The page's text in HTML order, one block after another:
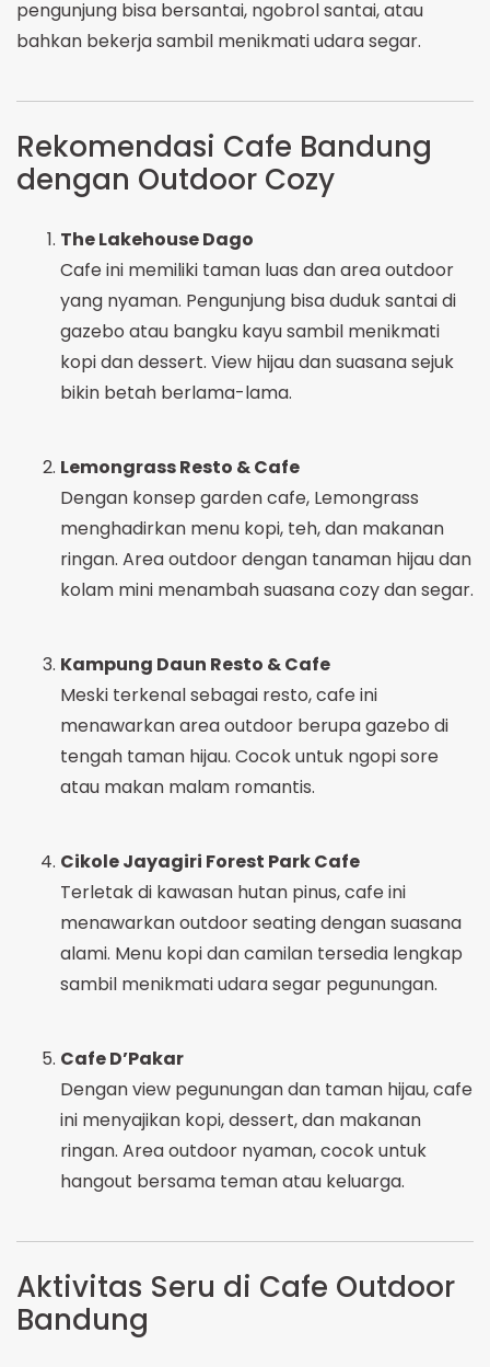
pengunjung bisa bersantai, ngobrol santai, atau
bahkan bekerja sambil menikmati udara segar.
Rekomendasi Cafe Bandung
dengan Outdoor Cozy
The Lakehouse Dago
Cafe ini memiliki taman luas dan area outdoor
yang nyaman. Pengunjung bisa duduk santai di
gazebo atau bangku kayu sambil menikmati
kopi dan dessert. View hijau dan suasana sejuk
bikin betah berlama-lama.
Lemongrass Resto & Cafe
Dengan konsep garden cafe, Lemongrass
menghadirkan menu kopi, teh, dan makanan
ringan. Area outdoor dengan tanaman hijau dan
kolam mini menambah suasana cozy dan segar.
Kampung Daun Resto & Cafe
Meski terkenal sebagai resto, cafe ini
menawarkan area outdoor berupa gazebo di
tengah taman hijau. Cocok untuk ngopi sore
atau makan malam romantis.
Cikole Jayagiri Forest Park Cafe
Terletak di kawasan hutan pinus, cafe ini
menawarkan outdoor seating dengan suasana
alami. Menu kopi dan camilan tersedia lengkap
sambil menikmati udara segar pegunungan.
Cafe D’Pakar
Dengan view pegunungan dan taman hijau, cafe
ini menyajikan kopi, dessert, dan makanan
ringan. Area outdoor nyaman, cocok untuk
hangout bersama teman atau keluarga.
Aktivitas Seru di Cafe Outdoor
Bandung